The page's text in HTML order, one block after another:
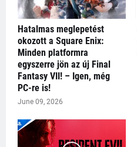
Hatalmas meglepetést
okozott a Square Enix:
Minden platformra
egyszerre jön az új Final
Fantasy VII! – Igen, még
PC-re is!
June 09, 2026